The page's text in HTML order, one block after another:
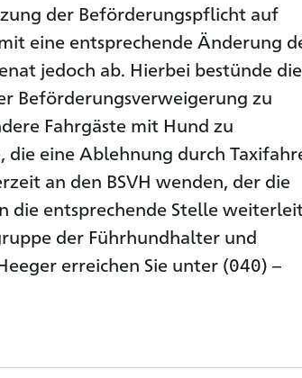
der Beförderungspflicht auf
eine entsprechende Änderung
jedoch ab. Hierbei bestünde die
Beförderungsverweigerung zu
Fahrgäste mit Hund zu
eine Ablehnung durch
an den BSVH wenden, der die
die entsprechende Stelle
der Führhundhalter und
erreichen Sie unter (040) –